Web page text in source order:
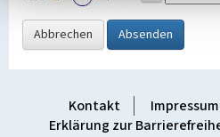
Abbrechen Absenden
Kontakt Impressum
Erklärung zur